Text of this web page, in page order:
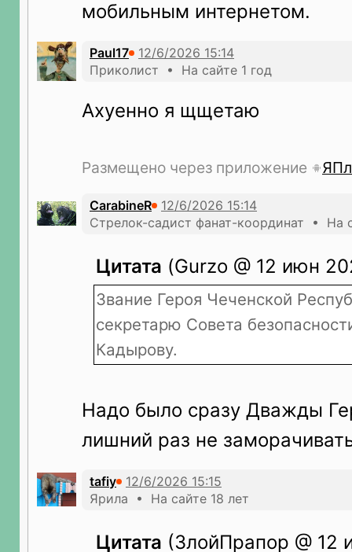
мобильным интернетом.
Paul17
Приколист • На сайте 1 год
Ахуенно я щщетаю
Размещено через приложение
CarabineR
Стрелок-садист фанат-координат • На
Цитата (Gurzo @ 12 июн
Звание Героя Чеченской
секретарю Совета
Кадырову.
Надо было сразу Дважды
лишний раз не
tafiy
Ярила • На сайте 18 лет
Цитата (ЗлойПрапор @ 12